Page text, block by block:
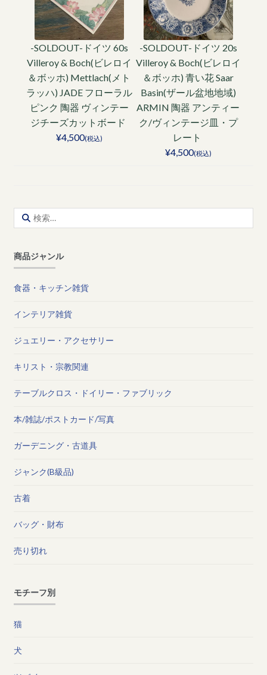
-SOLDOUT-ドイツ 60s
Villeroy & Boch(ビレロイ
＆ボッホ) Mettlach(メト
ラッハ) JADE フローラル
ピンク 陶器 ヴィンテー
ジチーズカットボード
¥4,500(税込)
-SOLDOUT-ドイツ 20s
Villeroy & Boch(ビレロイ
＆ボッホ) 青い花 Saar
Basin(ザール盆地地域)
ARMIN 陶器 アンティー
ク/ヴィンテージ皿・プ
レート
¥4,500(税込)
索:
商品ジャンル
食器・キッチン雑貨
インテリア雑貨
ジュエリー・アクセサリー
キリスト・宗教関連
テーブルクロス・ドイリー・ファブリック
本/雑誌/ポストカード/写真
ガーデニング・古道具
ジャンク(B級品)
古着
バッグ・財布
売り切れ
モチーフ別
猫
犬